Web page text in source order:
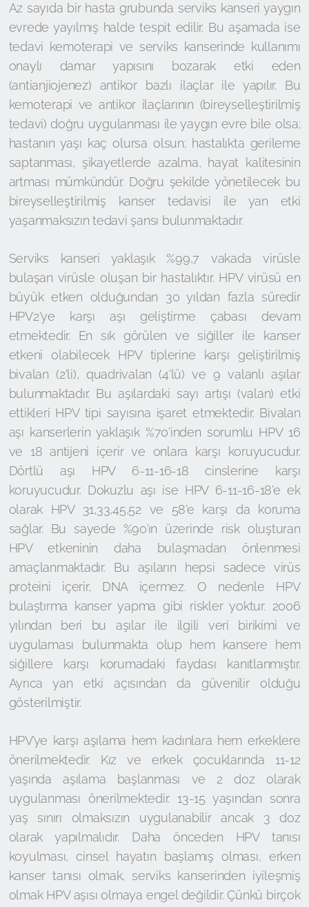
Az sayıda bir hasta grubunda serviks kanseri yaygın
evrede yayılmış halde tespit edilir. Bu aşamada ise
tedavi kemoterapi ve serviks kanserinde kullanımı
onaylı damar yapısını bozarak etki eden
(antianjiojenez) antikor bazlı ilaçlar ile yapılır. Bu
kemoterapi ve antikor ilaçlarının (bireyselleştirilmiş
tedavi) doğru uygulanması ile yaygın evre bile olsa;
hastanın yaşı kaç olursa olsun; hastalıkta gerileme
saptanması, şikayetlerde azalma, hayat kalitesinin
artması mümkündür. Doğru şekilde yönetilecek bu
bireyselleştirilmiş kanser tedavisi ile yan etki
yaşanmaksızın tedavi şansı bulunmaktadır.
Serviks kanseri yaklaşık %99,7 vakada virüsle
bulaşan virüsle oluşan bir hastalıktır. HPV virüsü en
büyük etken olduğundan 30 yıldan fazla süredir
HPV2'ye karşı aşı geliştirme çabası devam
etmektedir. En sık görülen ve siğiller ile kanser
etkeni olabilecek HPV tiplerine karşı geliştirilmiş
bivalan (2'li), quadrivalan (4'lü) ve 9 valanlı aşılar
bulunmaktadır. Bu aşılardaki sayı artışı (valan) etki
ettikleri HPV tipi sayısına işaret etmektedir. Bivalan
aşı kanserlerin yaklaşık %70’inden sorumlu HPV 16
ve 18 antijeni içerir ve onlara karşı koruyucudur.
Dörtlü aşı HPV 6-11-16-18 cinslerine karşı
koruyucudur. Dokuzlu aşı ise HPV 6-11-16-18’e ek
olarak HPV 31,33,45,52 ve 58’e karşı da koruma
sağlar. Bu sayede %90’ın üzerinde risk oluşturan
HPV etkeninin daha bulaşmadan önlenmesi
amaçlanmaktadır. Bu aşıların hepsi sadece virüs
proteini içerir, DNA içermez. O nedenle HPV
bulaştırma kanser yapma gibi riskler yoktur. 2006
yılından beri bu aşılar ile ilgili veri birikimi ve
uygulaması bulunmakta olup hem kansere hem
siğillere karşı korumadaki faydası kanıtlanmıştır.
Ayrıca yan etki açısından da güvenilir olduğu
gösterilmiştir.
HPV’ye karşı aşılama hem kadınlara hem erkeklere
önerilmektedir. Kız ve erkek çocuklarında 11-12
yaşında aşılama başlanması ve 2 doz olarak
uygulanması önerilmektedir. 13-15 yaşından sonra
yaş sınırı olmaksızın uygulanabilir ancak 3 doz
olarak yapılmalıdır. Daha önceden HPV tanısı
koyulması, cinsel hayatın başlamış olması, erken
kanser tanısı olmak, serviks kanserinden iyileşmiş
olmak HPV aşısı olmaya engel değildir. Çünkü birçok